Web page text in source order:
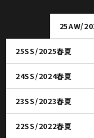
25AW/
25SS/2025春夏
24SS/2024春夏
23SS/2023春夏
22SS/2022春夏